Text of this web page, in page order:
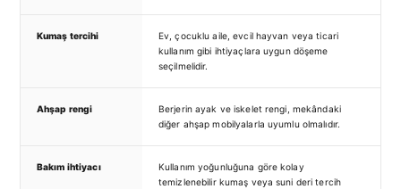
Kumaş tercihi
Ev, çocuklu aile, evcil hayvan veya ticari
kullanım gibi ihtiyaçlara uygun döşeme
seçilmelidir.
Ahşap rengi
Berjerin ayak ve iskelet rengi, mekândaki
diğer ahşap mobilyalarla uyumlu olmalıdır.
Bakım ihtiyacı
Kullanım yoğunluğuna göre kolay
temizlenebilir kumaş veya suni deri tercih